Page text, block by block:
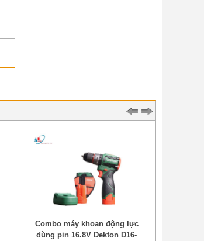
Combo máy khoan động lực
dùng pin 16.8V Dekton D16-